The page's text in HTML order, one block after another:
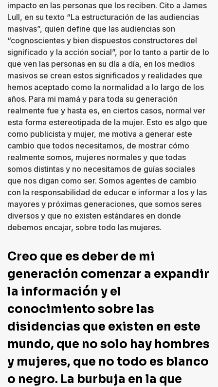
impacto en las personas que los reciben. Cito a James
Lull, en su texto “La estructuración de las audiencias
masivas”, quien define que las audiencias son
“cognoscientes y bien dispuestos constructores del
significado y la acción social”, por lo tanto a partir de lo
que ven las personas en su día a día, en los medios
masivos se crean estos significados y realidades que
hemos aceptado como la normalidad a lo largo de los
años. Para mi mamá y para toda su generación
realmente fue y hasta es, en ciertos casos, normal ver
esta forma estereotipada de la mujer. Esto es algo que
como publicista y mujer, me motiva a generar este
cambio que todos necesitamos, de mostrar cómo
realmente somos, mujeres normales y que todas
somos distintas y no necesitamos de guías sociales
que nos digan como ser. Somos agentes de cambio
con la responsabilidad de educar e informar a los y las
mayores y próximas generaciones, que somos seres
diversos y que no existen estándares en donde
debemos encajar, sobre todo las mujeres.
Creo que es deber de mi
generación comenzar a expandir
la información y el
conocimiento sobre las
disidencias que existen en este
mundo, que no solo hay hombres
y mujeres, que no todo es blanco
o negro. La burbuja en la que